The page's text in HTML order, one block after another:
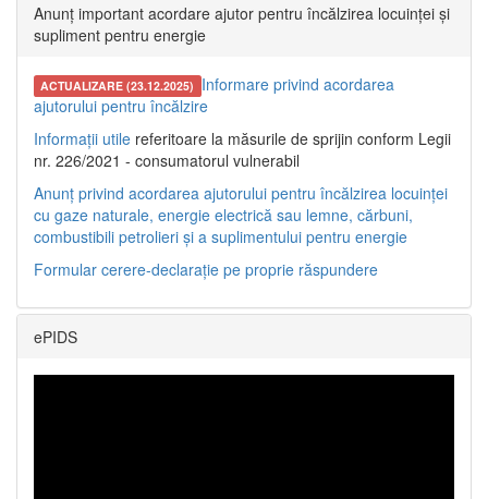
Anunț important acordare ajutor pentru încălzirea locuinței și
supliment pentru energie
ACTUALIZARE (23.12.2025) Informare privind acordarea
ajutorului pentru încălzire
Informații utile referitoare la măsurile de sprijin conform Legii
nr. 226/2021 - consumatorul vulnerabil
Anunț privind acordarea ajutorului pentru încălzirea locuinței
cu gaze naturale, energie electrică sau lemne, cărbuni,
combustibili petrolieri și a suplimentului pentru energie
Formular cerere-declarație pe proprie răspundere
ePIDS